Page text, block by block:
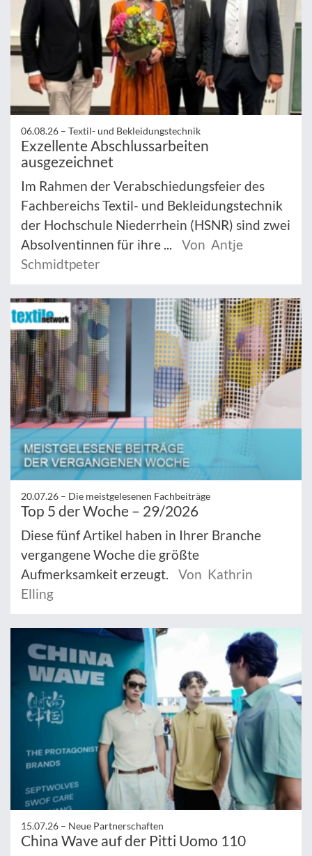
06.08.26 – Textil- und Bekleidungstechnik
Exzellente Abschlussarbeiten
ausgezeichnet
Im Rahmen der Verabschiedungsfeier des
Fachbereichs Textil- und Bekleidungstechnik
der Hochschule Niederrhein (HSNR) sind zwei
Absolventinnen für ihre ...
Von Antje
Schmidtpeter
20.07.26 – Die meistgelesenen Fachbeiträge
Top 5 der Woche – 29/2026
Diese fünf Artikel haben in Ihrer Branche
vergangene Woche die größte
Aufmerksamkeit erzeugt.
Von Kathrin
Elling
15.07.26 – Neue Partnerschaften
China Wave auf der Pitti Uomo 110